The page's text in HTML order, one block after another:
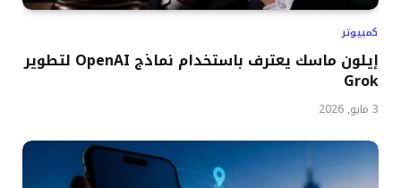
كمبيوتر
إيلون ماسك يعترف باستخدام نماذج OpenAI لتطوير
Grok
3 مايو, 2026